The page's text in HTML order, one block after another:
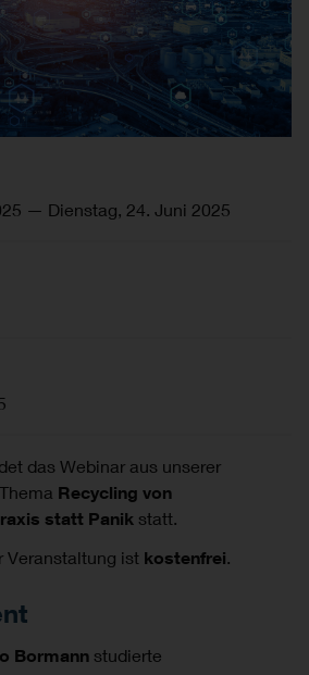
— Dienstag, 24. Juni 2025
das Webinar aus unserer
Recycling von
statt Panik statt.
Veranstaltung ist kostenfrei.
Bormann studierte